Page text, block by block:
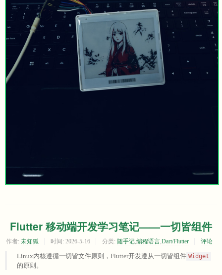
Flutter 移动端开发学习笔记——一切皆组件
作者: 未知狐 时间: 2026-5-16 分类: 随手记, 编程语言, Dart/Flutter 评论
Linux内核遵循一切皆文件原则，Flutter开发遵从一切皆组件 Widget
的原则。